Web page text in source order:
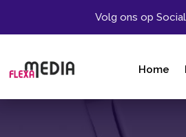
Volg ons op
Home